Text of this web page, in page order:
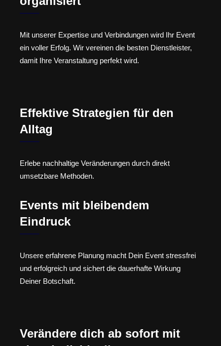
Mit unserer Expertise und Verbindungen wird Ihr Event
ein voller Erfolg. Wir vereinen die besten Dienstleister,
damit Ihre Veranstaltung perfekt wird.
Effektive Strategien für den
Alltag
Erlebe nachhaltige Veränderungen durch direkt
umsetzbare Methoden.
Events mit bleibendem
Eindruck
Unsere erfahrene Planung macht Dein Event stressfrei
und erfolgreich und sichert die dauerhafte Wirkung
Deiner Botschaft.
Verändere dich ab sofort mit